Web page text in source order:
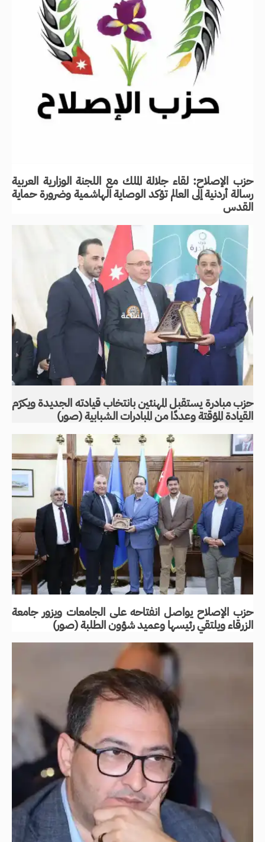
حزب الإصلاح: لقاء جلالة الملك مع اللجنة الوزارية العربية
رسالة أردنية إلى العالم تؤكد الوصاية الهاشمية وضرورة حماية
القدس
حزب مبادرة يستقبل المهنئين بانتخاب قيادته الجديدة ويكرّم
القيادة المؤقتة وعددًا من المبادرات الشبابية (صور)
حزب الإصلاح يواصل انفتاحه على الجامعات ويزور جامعة
الزرقاء ويلتقي رئيسها وعميد شؤون الطلبة (صور)